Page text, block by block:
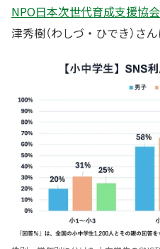
NPO⽇本次世代育成⽀援協会
津秀樹（わしづ・ひでき）さ